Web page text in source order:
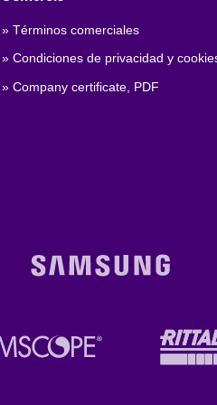
» Términos comerciales
» Condiciones de privacidad y
» Company certificate, PDF